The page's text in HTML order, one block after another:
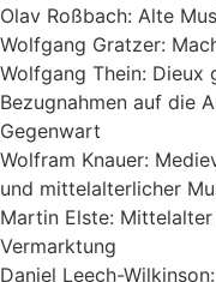
Olav Roßbach: Alte
Wolfgang Gratzer:
Wolfgang Thein: Dieux
Bezug­nahmen auf die
Gegenwart
Wolfram Knauer:
und mittelalterlicher
Martin Elste:
Vermarktung
Daniel Leech-